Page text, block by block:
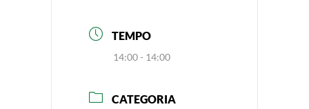
TEMPO
14:00 - 14:00
CATEGORIA